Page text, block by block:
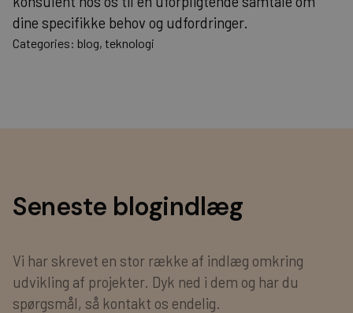
dine specifikke behov og udfordringer.
Categories: blog, teknologi
Seneste blogindlæg
Vi har skrevet en stor række af indlæg omkring
udvikling af projekter. Dyk ned i dem og har du
spørgsmål, så kontakt os endelig.